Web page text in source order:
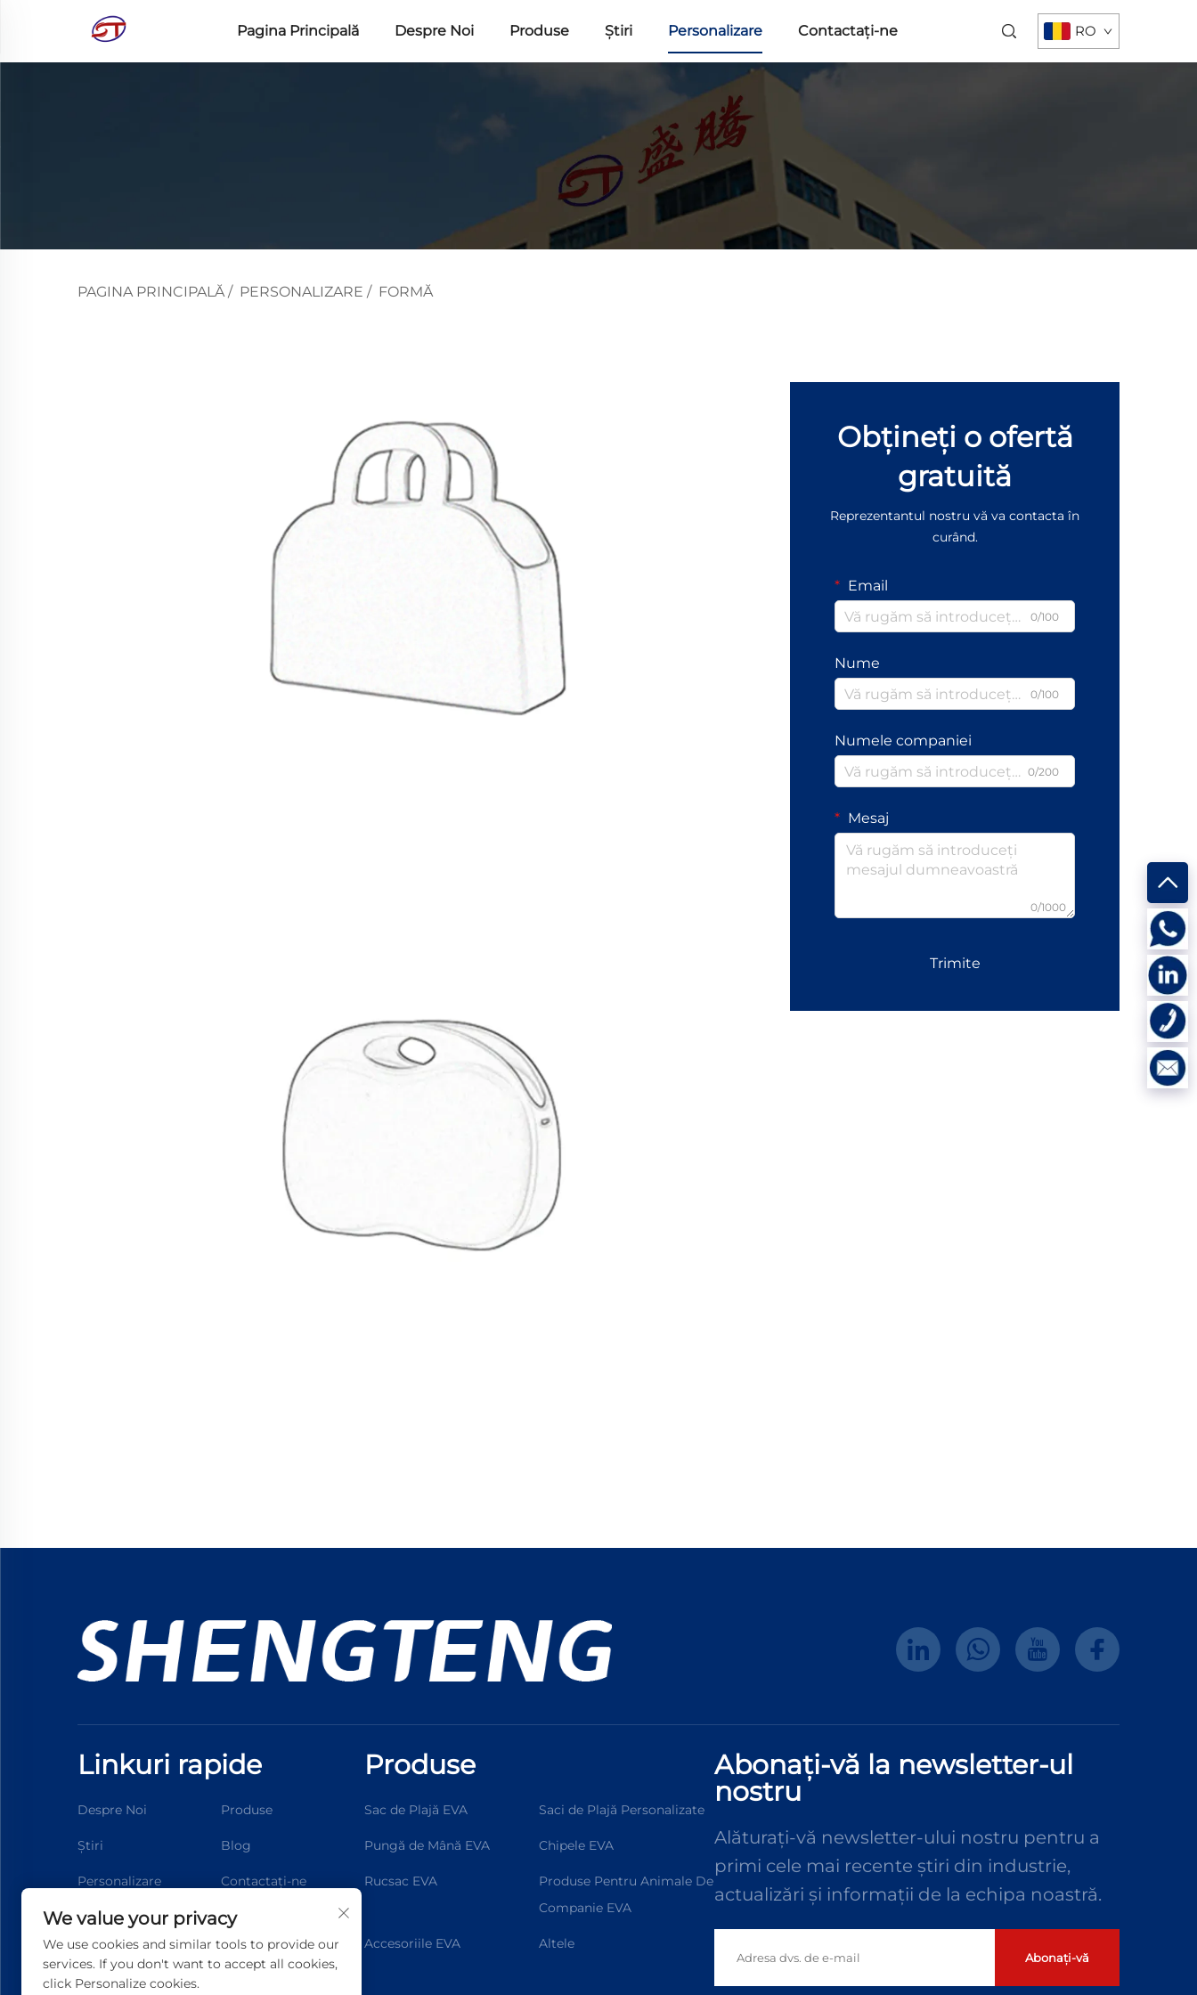
Pagina Principală Despre Noi Produse Știri Personalizare Contactați-ne RO
PAGINA PRINCIPALĂ/ PERSONALIZARE / FORMĂ
Obțineți o ofertă
gratuită
Reprezentantul nostru vă va contacta în
curând.
Email
0/100
Nume
0/100
Numele companiei
0/200
Mesaj
0/1000
Trimite
Linkuri rapide
Despre Noi Produse
Știri Blog
Personalizare Contactați-ne
Produse
Sac de Plajă EVA Saci de Plajă Personalizate
Pungă de Mână EVA Chipele EVA
Rucsac EVA
Produse Pentru Animale De
Companie EVA
Accesoriile EVA Altele
Abonați-vă la newsletter-ul
nostru
Alăturați-vă newsletter-ului nostru pentru a
primi cele mai recente știri din industrie,
actualizări și informații de la echipa noastră.
Abonați-vă
We value your privacy
We use cookies and similar tools to provide our
services. If you don't want to accept all cookies,
click Personalize cookies.